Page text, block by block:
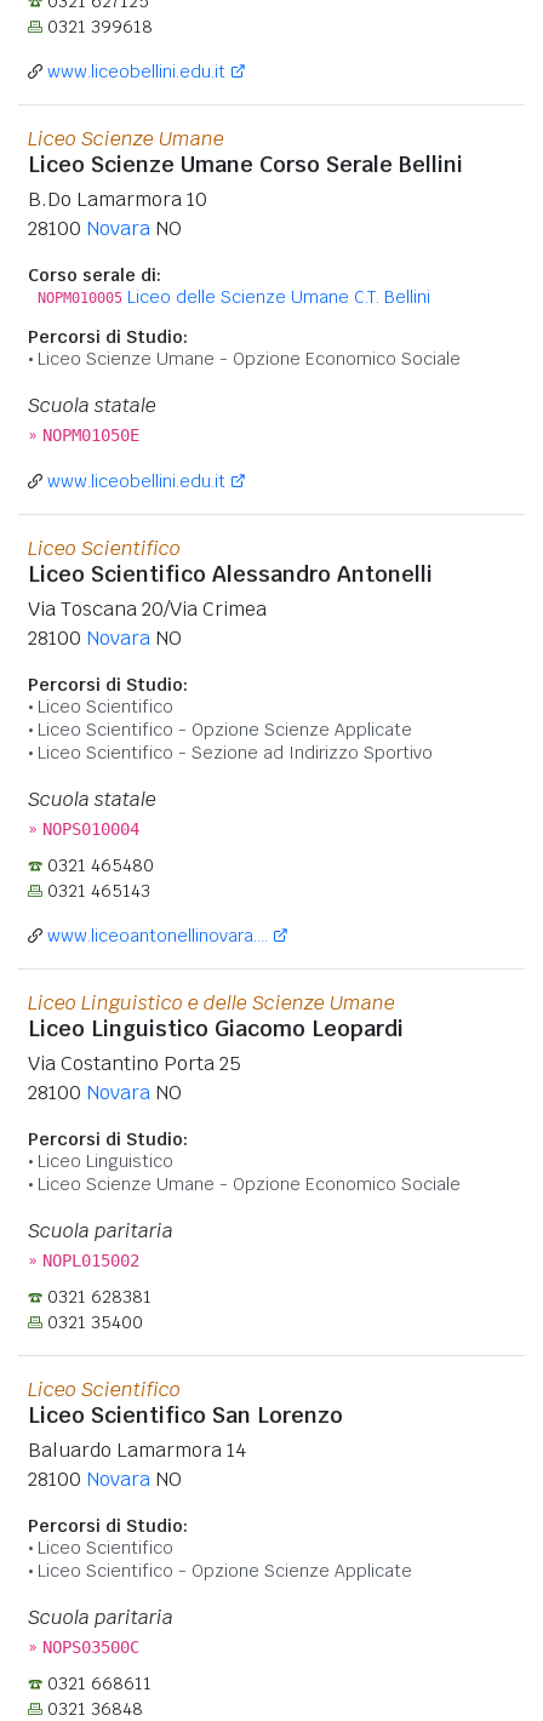
0321 399618
www.liceobellini.edu.it
Liceo Scienze Umane
Liceo Scienze Umane Corso Serale Bellini
B.Do Lamarmora 10
28100 Novara NO
Corso serale di:
NOPM010005 Liceo delle Scienze Umane C.T. Bellini
Percorsi di Studio:
Liceo Scienze Umane - Opzione Economico Sociale
Scuola statale
» NOPM01050E
www.liceobellini.edu.it
Liceo Scientifico
Liceo Scientifico Alessandro Antonelli
Via Toscana 20/Via Crimea
28100 Novara NO
Percorsi di Studio:
Liceo Scientifico
Liceo Scientifico - Opzione Scienze Applicate
Liceo Scientifico - Sezione ad Indirizzo Sportivo
Scuola statale
» NOPS010004
0321 465480
0321 465143
www.liceoantonellinovara....
Liceo Linguistico e delle Scienze Umane
Liceo Linguistico Giacomo Leopardi
Via Costantino Porta 25
28100 Novara NO
Percorsi di Studio:
Liceo Linguistico
Liceo Scienze Umane - Opzione Economico Sociale
Scuola paritaria
» NOPL015002
0321 628381
0321 35400
Liceo Scientifico
Liceo Scientifico San Lorenzo
Baluardo Lamarmora 14
28100 Novara NO
Percorsi di Studio:
Liceo Scientifico
Liceo Scientifico - Opzione Scienze Applicate
Scuola paritaria
» NOPS03500C
0321 668611
0321 36848